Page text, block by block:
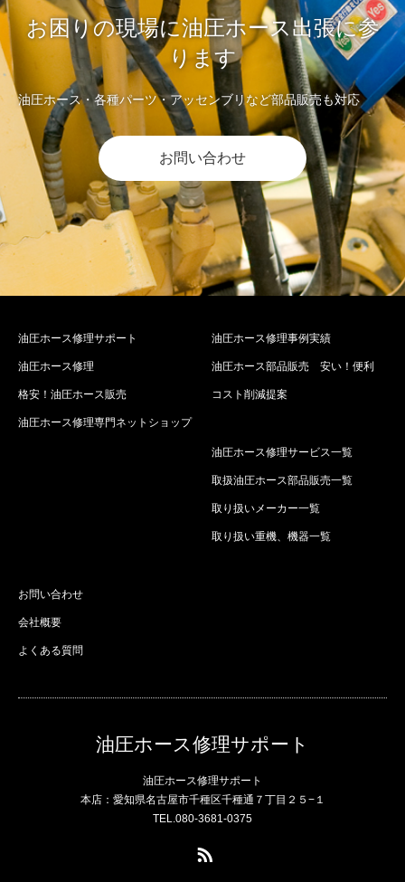
お困りの現場に油圧ホース出張に参
ります
油圧ホース・各種パーツ・アッセンブリなど部品販売も対応
お問い合わせ
油圧ホース修理サポート
油圧ホース修理
格安！油圧ホース販売
油圧ホース修理専門ネットショップ
油圧ホース修理事例実績
油圧ホース部品販売 安い！便利
コスト削減提案
油圧ホース修理サービス一覧
取扱油圧ホース部品販売一覧
取り扱いメーカー一覧
取り扱い重機、機器一覧
お問い合わせ
会社概要
よくある質問
油圧ホース修理サポート
油圧ホース修理サポート
本店：愛知県名古屋市千種区千種通７丁目２５−１
TEL.080-3681-0375